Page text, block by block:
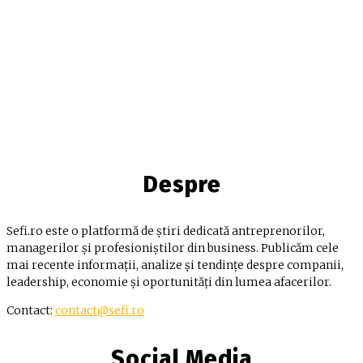
Despre
Sefi.ro este o platformă de știri dedicată antreprenorilor,
managerilor și profesioniștilor din business. Publicăm cele
mai recente informații, analize și tendințe despre companii,
leadership, economie și oportunități din lumea afacerilor.
Contact: contact@sefi.ro